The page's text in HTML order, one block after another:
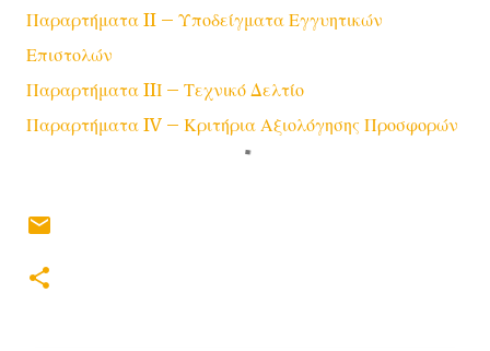
Παραρτήματα II – Υποδείγματα Εγγυητικών
Επιστολών
Παραρτήματα IIΙ – Τεχνικό Δελτίο
Παραρτήματα IV – Κριτήρια Αξιολόγησης Προσφορών